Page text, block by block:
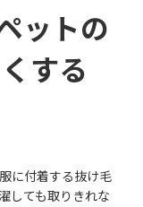
ットの
する
に付着する抜け毛
しても取りきれな